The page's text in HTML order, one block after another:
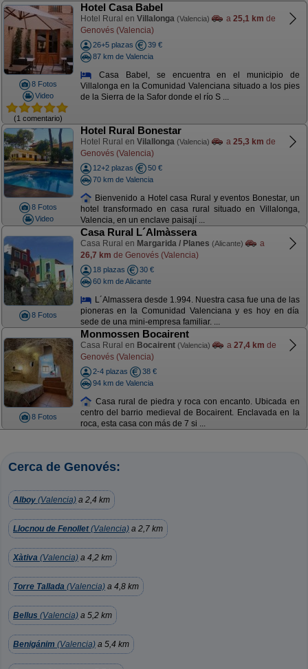
8 Fotos
Video
(1 comentario)
Hotel Casa Babel
Hotel Rural en Villalonga (Valencia) a 25,1 km de
Genovés (Valencia)
26+5 plazas
39 €
87 km de Valencia
Casa Babel, se encuentra en el municipio de
Villalonga en la Comunidad Valenciana situado a los pies
de la Sierra de la Safor donde el río S ...
8 Fotos
Video
Hotel Rural Bonestar
Hotel Rural en Vilallonga (Valencia) a 25,3 km de
Genovés (Valencia)
12+2 plazas
50 €
70 km de Valencia
Bienvenido a Hotel casa Rural y eventos Bonestar, un
hotel transformado en casa rural situado en Villalonga,
Valencia, en un enclave paisají ...
8 Fotos
Casa Rural L´Almàssera
Casa Rural en Margarida / Planes (Alicante)
a
26,7 km de Genovés (Valencia)
18 plazas
30 €
60 km de Alicante
L´Almassera desde 1.994. Nuestra casa fue una de las
pioneras en la Comunidad Valenciana y es hoy en día
sede de una mini-empresa familiar. ...
8 Fotos
Monmossen Bocairent
Casa Rural en Bocairent (Valencia) a 27,4 km de
Genovés (Valencia)
2-4 plazas
38 €
94 km de Valencia
Casa rural de piedra y roca con encanto. Ubicada en
centro del barrio medieval de Bocairent. Enclavada en la
roca, esta casa con más de 7 si ...
Cerca de Genovés:
Alboy (Valencia) a 2,4 km
Llocnou de Fenollet(Valencia) a 2,7 km
Xàtiva (Valencia) a 4,2 km
Torre Tallada (Valencia) a 4,8 km
Bellus (Valencia) a 5,2 km
Benigánim (Valencia) a 5,4 km